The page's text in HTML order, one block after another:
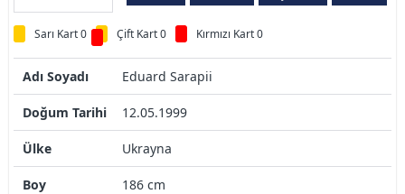
Sarı Kart 0 Çift Kart 0 Kırmızı Kart 0
Adı Soyadı Eduard Sarapii
Doğum Tarihi 12.05.1999
Ülke Ukrayna
Boy 186 cm